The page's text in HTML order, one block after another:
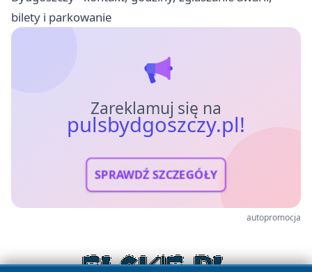
bilety i parkowanie
Zareklamuj się na
pulsbydgoszczy.pl!
SPRAWDŹ SZCZEGÓŁY
autopromocja